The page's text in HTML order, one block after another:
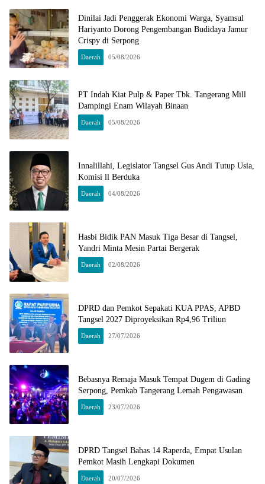
Dinilai Jadi Penggerak Ekonomi Warga, Syamsul
Hariyanto Dorong Pengembangan Budidaya Jamur
Crispy di Serpong
Daerah 05/08/2026
PT Indah Kiat Pulp & Paper Tbk. Tangerang Mill
Dampingi Enam Wilayah Binaan
Daerah 05/08/2026
Innalillahi, Legislator Tangsel Gus Andi Tutup Usia,
Komisi ll Berduka
Daerah 04/08/2026
Hasbi Bidik PAN Masuk Tiga Besar di Tangsel,
Yandri Minta Mesin Partai Bergerak
Daerah 02/08/2026
DPRD dan Pemkot Sepakati KUA PPAS, APBD
Tangsel 2027 Diproyeksikan Rp4,96 Triliun
Daerah 27/07/2026
Bebasnya Remaja Masuk Tempat Dugem di Gading
Serpong, Pemkab Tangerang Lemah Pengawasan
Daerah 23/07/2026
DPRD Tangsel Bahas 14 Raperda, Empat Usulan
Pemkot Masih Lengkapi Dokumen
Daerah 20/07/2026